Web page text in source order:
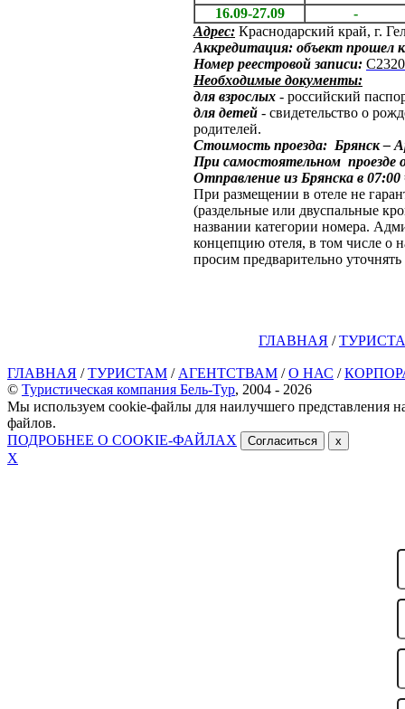
16.09-27.09
-
Адрес: Краснодарский край, г.
Аккредитация: объект прошел
Номер реестровой записи:
Необходимые документы:
для взрослых - российский
для детей - свидетельство о
родителей.
Стоимость проезда: Брянск –
При самостоятельном
Отправление из Брянска в
При размещении в отеле не
(раздельные или двуспальные
названии категории номера.
концепцию отеля, в том числе о
просим предварительно
ГЛАВНАЯ /
ГЛАВНАЯ /ТУРИСТАМ / АГЕНТСТВАМ /О НАС /
© Туристическая компания Бель-Тур, 2004 - 2026
Мы используем cookie-файлы для наилучшего представления
файлов.
ПОДРОБНЕЕ О COOKIE-ФАЙЛАХ
Согласиться x
Х